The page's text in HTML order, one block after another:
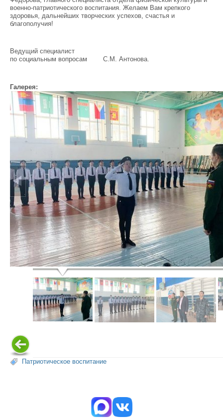
военно-патриотического воспитания. Желаем Вам крепкого
здоровья, дальнейших творческих успехов, счастья и
благополучия!
Ведущий специалист
по социальным вопросам С.М. Антонова.
Галерея:
Патриотическое воспитание